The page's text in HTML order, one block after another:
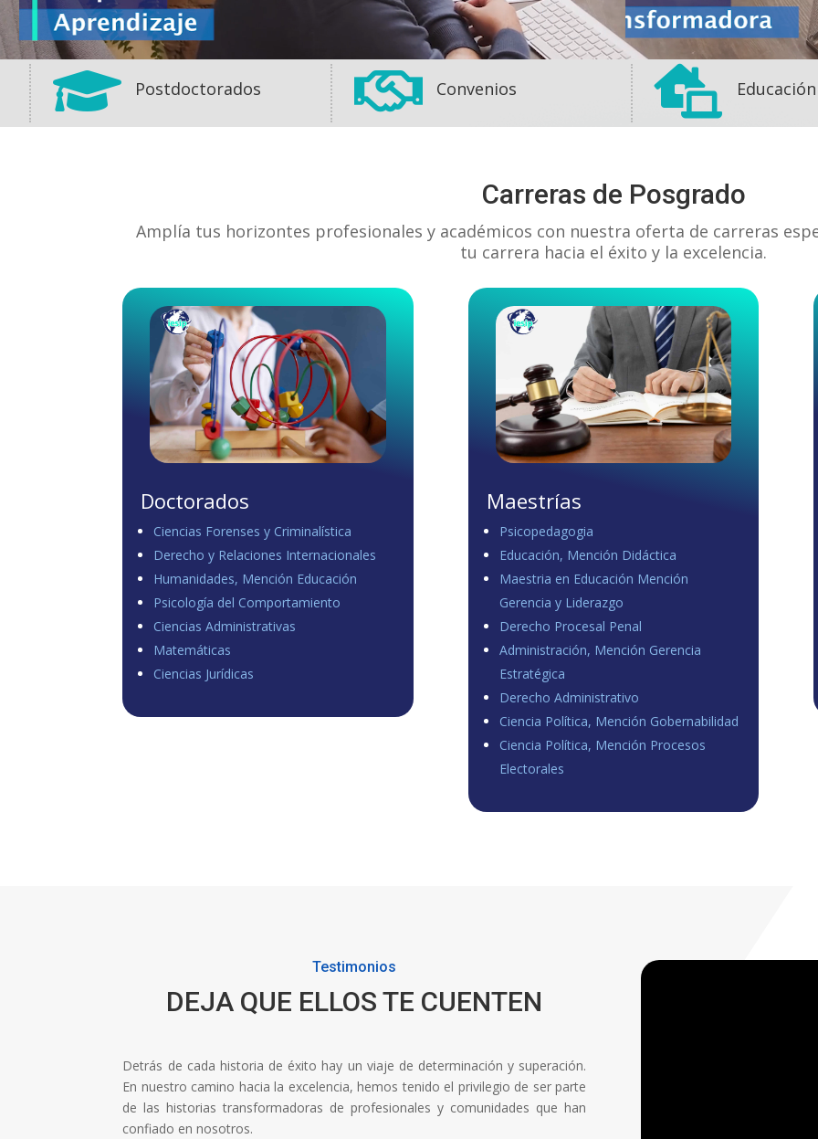
 Postdoctorados  Convenios 
Carreras de Posgrado
Amplía tus horizontes profesionales y académicos con nuestra oferta de carreras
tu carrera hacia el éxito y la excelencia.
Doctorados
Ciencias Forenses y Criminalística
Derecho y Relaciones Internacionales
Humanidades, Mención Educación
Psicología del Comportamiento
Ciencias Administrativas
Matemáticas
Ciencias Jurídicas
Maestrías
Psicopedagogia
Educación, Mención Didáctica
Maestria en Educación Mención
Gerencia y Liderazgo
Derecho Procesal Penal
Administración, Mención Gerencia
Estratégica
Derecho Administrativo
Ciencia Política, Mención Gobernabilidad
Ciencia Política, Mención Procesos
Electorales
Testimonios
DEJA QUE ELLOS TE CUENTEN
Detrás de cada historia de éxito hay un viaje de determinación y superación.
En nuestro camino hacia la excelencia, hemos tenido el privilegio de ser parte
de las historias transformadoras de profesionales y comunidades que han
confiado en nosotros.